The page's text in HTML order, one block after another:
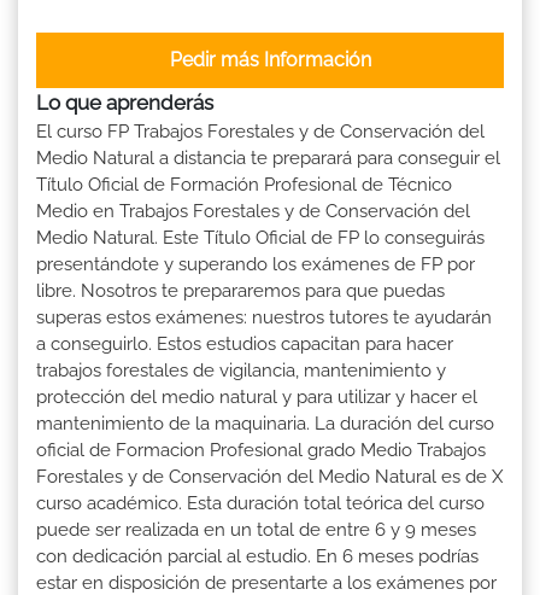
Pedir más Información
Lo que aprenderás
El curso FP Trabajos Forestales y de Conservación del
Medio Natural a distancia te preparará para conseguir el
Título Oficial de Formación Profesional de Técnico
Medio en Trabajos Forestales y de Conservación del
Medio Natural. Este Título Oficial de FP lo conseguirás
presentándote y superando los exámenes de FP por
libre. Nosotros te prepararemos para que puedas
superas estos exámenes: nuestros tutores te ayudarán
a conseguirlo. Estos estudios capacitan para hacer
trabajos forestales de vigilancia, mantenimiento y
protección del medio natural y para utilizar y hacer el
mantenimiento de la maquinaria. La duración del curso
oficial de Formacion Profesional grado Medio Trabajos
Forestales y de Conservación del Medio Natural es de X
curso académico. Esta duración total teórica del curso
puede ser realizada en un total de entre 6 y 9 meses
con dedicación parcial al estudio. En 6 meses podrías
estar en disposición de presentarte a los exámenes por